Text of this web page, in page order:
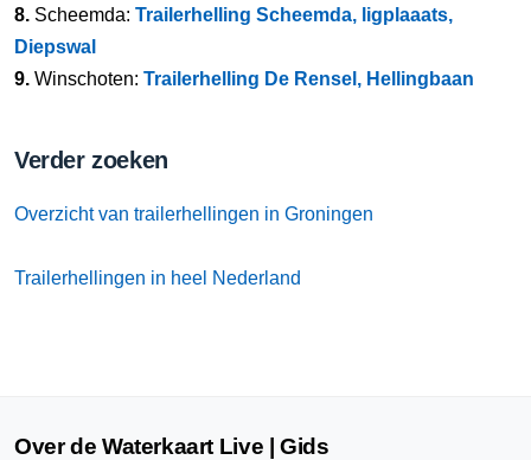
8. Scheemda: Trailerhelling Scheemda, ligplaaats,
Diepswal
9. Winschoten: Trailerhelling De Rensel, Hellingbaan
Verder zoeken
Overzicht van trailerhellingen in Groningen
Trailerhellingen in heel Nederland
Over de Waterkaart Live | Gids